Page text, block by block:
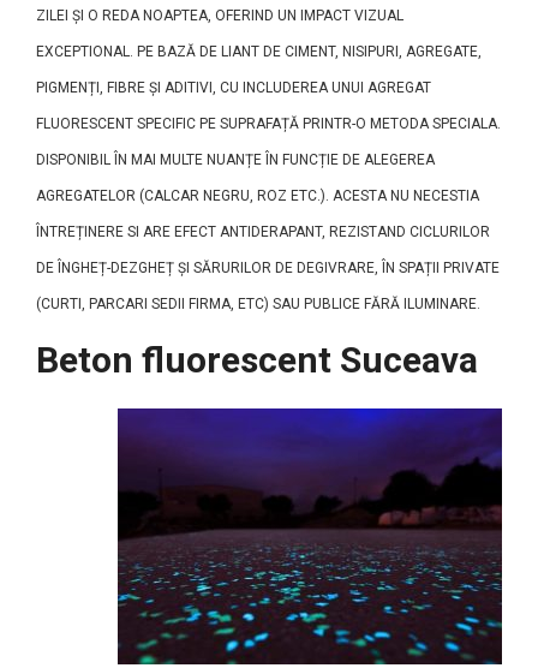
ZILEI ȘI O REDA NOAPTEA, OFERIND UN IMPACT VIZUAL
EXCEPTIONAL. PE BAZĂ DE LIANT DE CIMENT, NISIPURI, AGREGATE,
PIGMENȚI, FIBRE ȘI ADITIVI, CU INCLUDEREA UNUI AGREGAT
FLUORESCENT SPECIFIC PE SUPRAFAȚĂ PRINTR-O METODA SPECIALA.
DISPONIBIL ÎN MAI MULTE NUANȚE ÎN FUNCȚIE DE ALEGEREA
AGREGATELOR (CALCAR NEGRU, ROZ ETC.). ACESTA NU NECESTIA
ÎNTREȚINERE SI ARE EFECT ANTIDERAPANT, REZISTAND CICLURILOR
DE ÎNGHEȚ-DEZGHEȚ ȘI SĂRURILOR DE DEGIVRARE, ÎN SPAȚII PRIVATE
(CURTI, PARCARI SEDII FIRMA, ETC) SAU PUBLICE FĂRĂ ILUMINARE.
Beton fluorescent Suceava